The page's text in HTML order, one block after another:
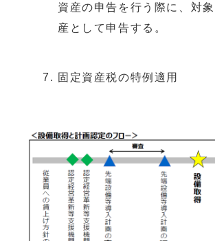
資産の申告を行う際に、対
産として申告する。
固定資産税の特例適用